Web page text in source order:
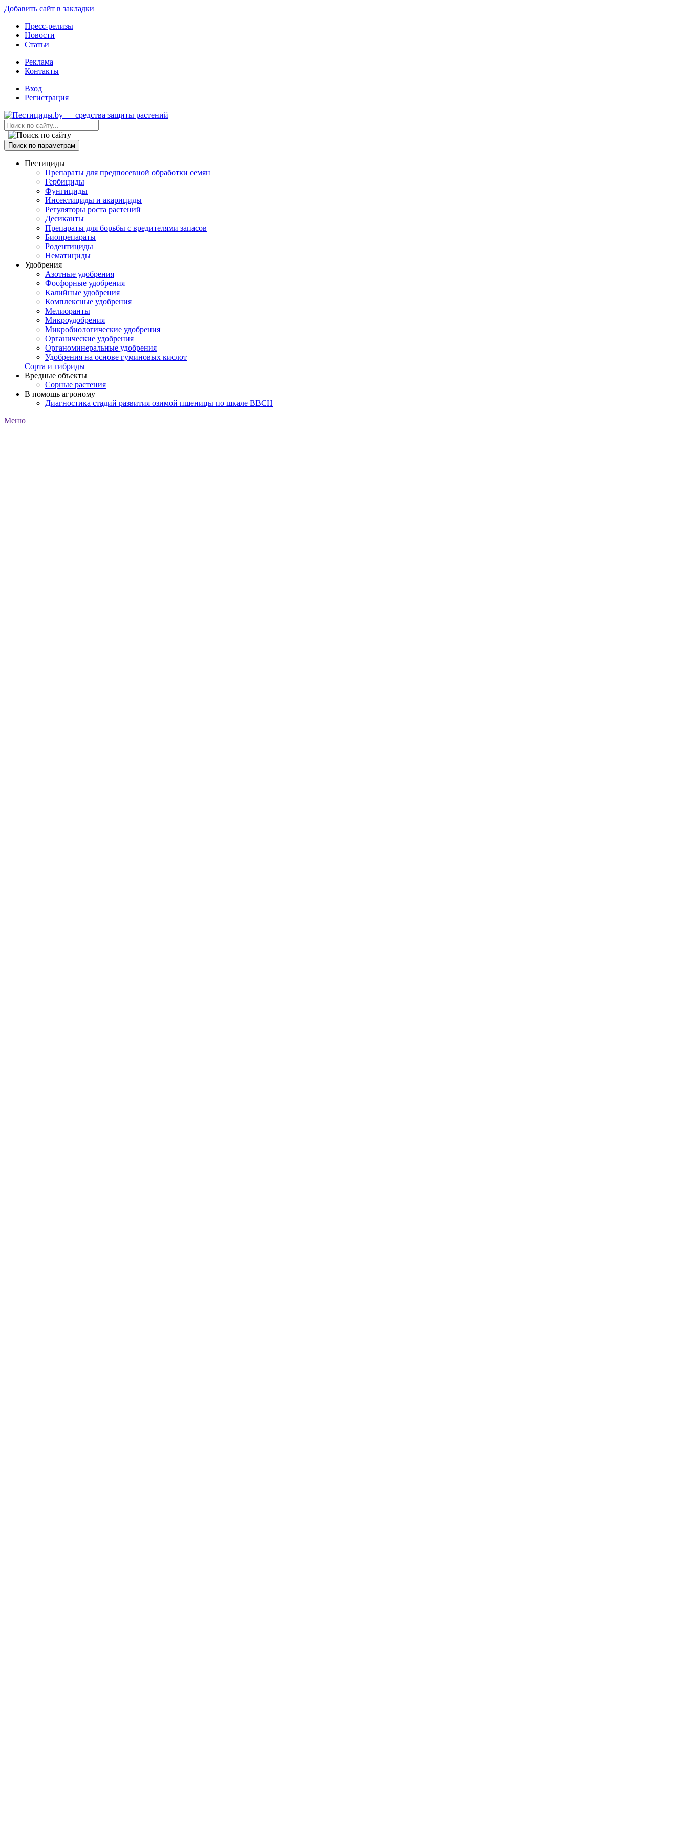
Добавить сайт в закладки
Пресс-релизы
Новости
Статьи
Реклама
Контакты
Вход
Регистрация
Поиск по параметрам
Пестициды
Препараты для предпосевной обработки семян
Гербициды
Фунгициды
Инсектициды и акарициды
Регуляторы роста растений
Десиканты
Препараты для борьбы с вредителями запасов
Биопрепараты
Родентициды
Нематициды
Удобрения
Азотные удобрения
Фосфорные удобрения
Калийные удобрения
Комплексные удобрения
Мелиоранты
Микроудобрения
Микробиологические удобрения
Органические удобрения
Органоминеральные удобрения
Удобрения на основе гуминовых кислот
Сорта и гибриды
Вредные объекты
Сорные растения
В помощь агроному
Диагностика стадий развития озимой пшеницы по шкале ВВСН
Меню